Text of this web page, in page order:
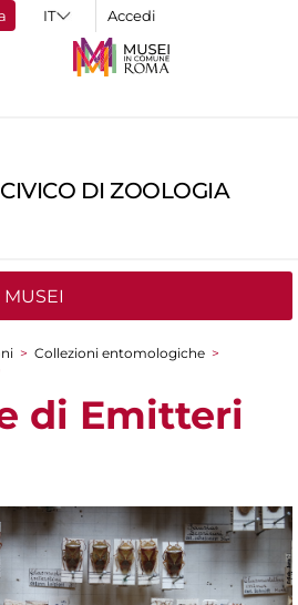
Accedi
DI ZOOLOGIA
MUSEI
> Collezioni entomologiche >
di Emitteri